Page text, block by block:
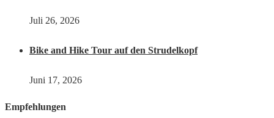
Juli 26, 2026
Bike and Hike Tour auf den Strudelkopf
Juni 17, 2026
Empfehlungen